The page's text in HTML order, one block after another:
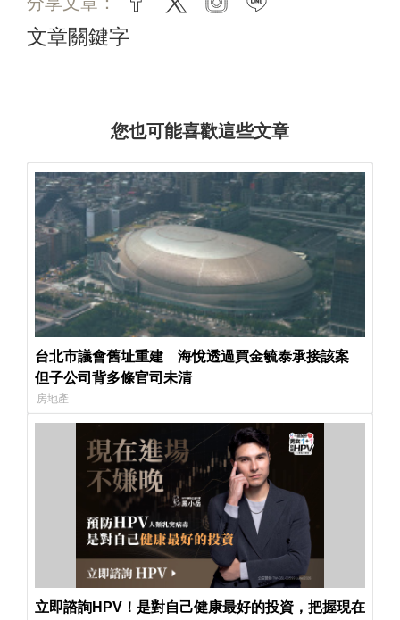
文章關鍵字
您也可能喜歡這些文章
台北市議會舊址重建 海悅透過買金毓泰承接該案
但子公司背多條官司未清
房地產
立即諮詢HPV！是對自己健康最好的投資，把握現在